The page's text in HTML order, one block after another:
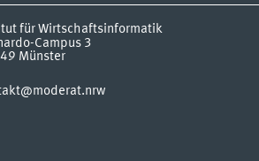
für Wirtschaftsinformatik
Campus 3
Münster